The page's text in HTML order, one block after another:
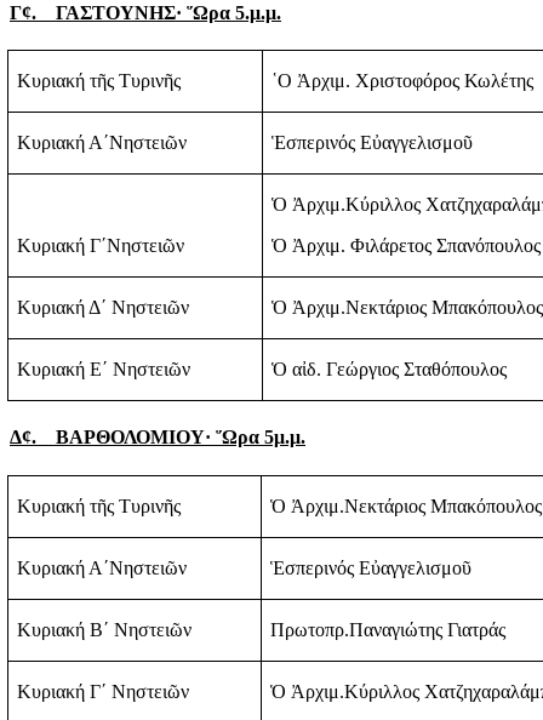
Γ¢. ΓΑΣΤΟΥΝΗΣ· ῞Ωρα 5.μ.μ.
Κυριακή τῆς Τυρινῆς ῾Ο Ἀρχιμ. Χριστοφόρος Κωλέτης
Κυριακή Α΄Νηστειῶν Ἑσπερινός Εὐαγγελισμοῦ
Κυριακή Γ΄Νηστειῶν
Ὁ Ἀρχιμ.Κύριλλος
Ὁ Ἀρχιμ. Φιλάρετος Σπανόπουλος
Κυριακή Δ΄ Νηστειῶν Ὁ Ἀρχιμ.Νεκτάριος Μπακόπουλος
Κυριακή Ε΄ Νηστειῶν Ὁ αἰδ. Γεώργιος Σταθόπουλος
Δ¢. ΒΑΡΘΟΛΟΜΙΟΥ· ῞Ωρα 5μ.μ.
Κυριακή τῆς Τυρινῆς Ὁ Ἀρχιμ.Νεκτάριος Μπακόπουλος
Κυριακή Α΄Νηστειῶν Ἑσπερινός Εὐαγγελισμοῦ
Κυριακή Β΄ Νηστειῶν Πρωτοπρ.Παναγιώτης Γιατράς
Κυριακή Γ΄ Νηστειῶν Ὁ Ἀρχιμ.Κύριλλος